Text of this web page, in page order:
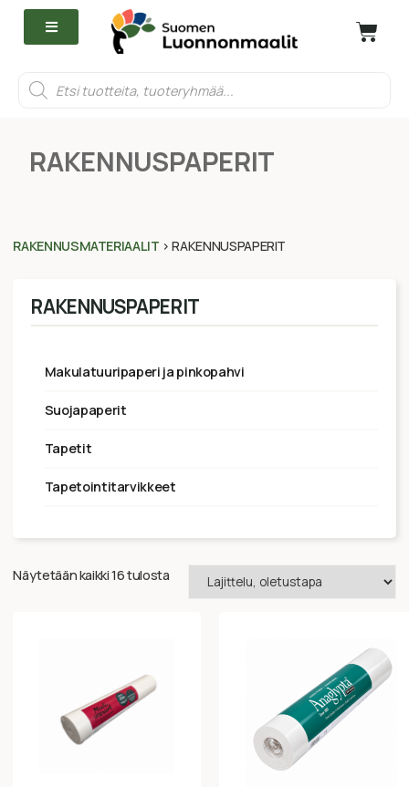
RAKENNUSPAPERIT
RAKENNUSMATERIAALIT >RAKENNUSPAPERIT
RAKENNUSPAPERIT
makulatuuripaperi ja pinkopahvi
suojapaperit
tapetit
tapetointitarvikkeet
Näytetään kaikki 16 tulosta